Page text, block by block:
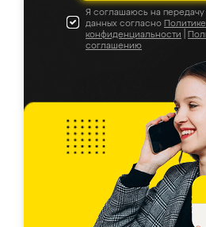
Я соглашаюсь на
данных согласно Политике
конфиденциальности
соглашению